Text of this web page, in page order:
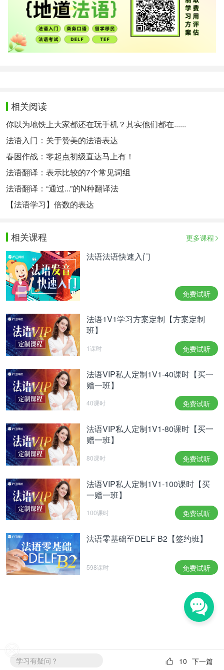
相关阅读
你以为地铁上大家都还在玩手机？其实他们都在......
法语入门：关于赞美的法语表达
春困作战：零起点初级直达马上有！
法语翻译：表示比较的7个常见词组
法语翻译：“通过...”的N种翻译法
【法语学习】倍数的表达
相关课程 更多课程
法语法语快速入门
免费试听
法语1V1学习方案定制【方案定制
班】
1课时 免费试听
法语VIP私人定制1V1-40课时【买一
赠一班】
40课时 免费试听
法语VIP私人定制1V1-80课时【买一
赠一班】
80课时 免费试听
法语VIP私人定制1V1-100课时【买
一赠一班】
100课时 免费试听
法语零基础至DELF B2【签约班】
598课时 免费试听
学习有疑问？ 下一篇
10